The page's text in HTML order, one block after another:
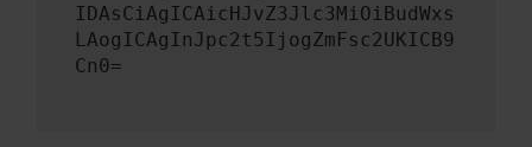
IDAsCiAgICAicHJvZ3Jlc3MiOiBudWxs
LAogICAgInJpc2t5IjogZmFsc2UKICB9
Cn0=